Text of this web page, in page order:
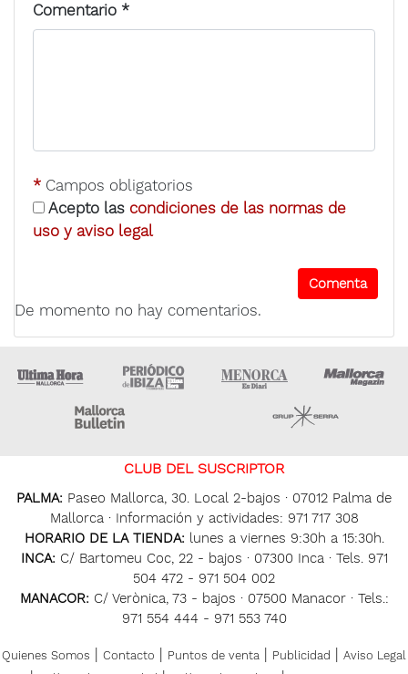
Comentario *
* Campos obligatorios
Acepto las condiciones de las normas de
uso y aviso legal
De momento no hay comentarios.
Ultima Hora Ultima hora Ibiza Menorca • Es Diari
CLUB DEL SUSCRIPTOR
PALMA: Paseo Mallorca, 30. Local 2-bajos · 07012 Palma de
Mallorca · Información y actividades: 971 717 308
HORARIO DE LA TIENDA: lunes a viernes 9:30h a 15:30h.
INCA: C/ Bartomeu Coc, 22 - bajos · 07300 Inca · Tels. 971
504 472 - 971 504 002
MANACOR: C/ Verònica, 73 - bajos · 07500 Manacor · Tels.:
971 554 444 - 971 553 740
Quienes Somos Contacto Puntos de venta Publicidad Aviso Legal